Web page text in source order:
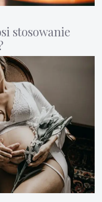
stosowanie